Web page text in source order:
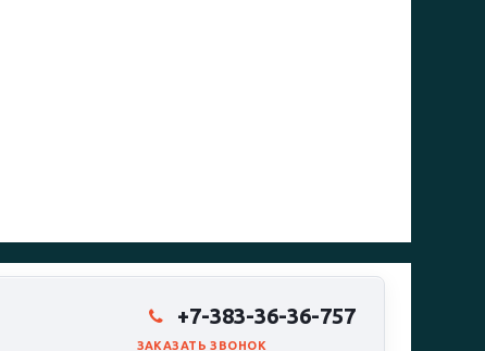
+7-383-36-36-757
ЗАКАЗАТЬ ЗВОНОК